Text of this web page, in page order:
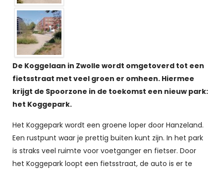
De Koggelaan in Zwolle wordt omgetoverd tot een
fietsstraat met veel groen er omheen. Hiermee
krijgt de Spoorzone in de toekomst een nieuw park:
het Koggepark.
Het Koggepark wordt een groene loper door Hanzeland.
Een rustpunt waar je prettig buiten kunt zijn. In het park
is straks veel ruimte voor voetganger en fietser. Door
het Koggepark loopt een fietsstraat, de auto is er te